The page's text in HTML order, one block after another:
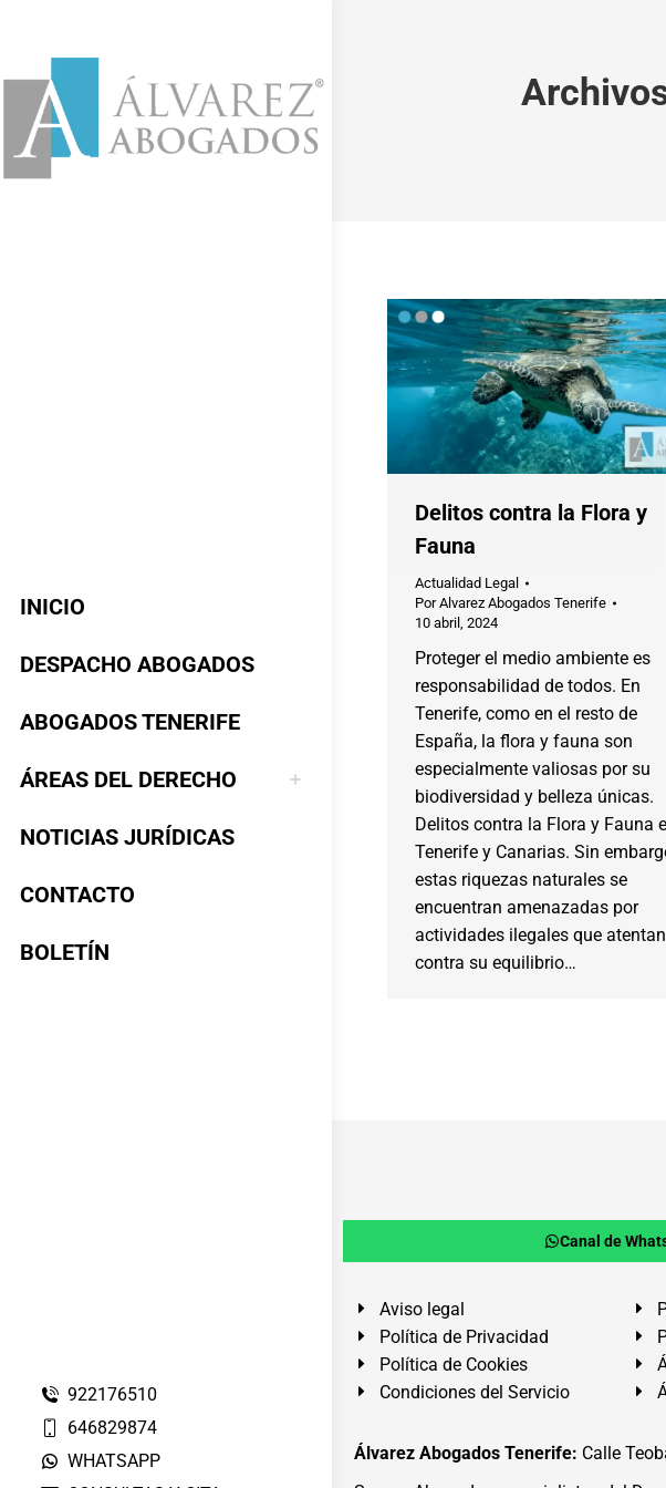
INICIO
DESPACHO ABOGADOS
ABOGADOS TENERIFE
ÁREAS DEL DERECHO
NOTICIAS JURÍDICAS
CONTACTO
BOLETÍN
922176510
646829874
WHATSAPP
Delitos contra la Flora y
Fauna
Actualidad Legal
PorAlvarez Abogados Tenerife
10 abril, 2024
Proteger el medio ambiente es
responsabilidad de todos. En
Tenerife, como en el resto de
España, la flora y fauna son
especialmente valiosas por su
biodiversidad y belleza únicas.
Delitos contra la Flora y Fauna
Tenerife y Canarias. Sin
estas riquezas naturales se
encuentran amenazadas por
actividades ilegales que atentan
contra su equilibrio…
Canal de
Aviso legal
Política de Privacidad
Política de Cookies
Condiciones del Servicio
Álvarez Abogados Tenerife: Calle